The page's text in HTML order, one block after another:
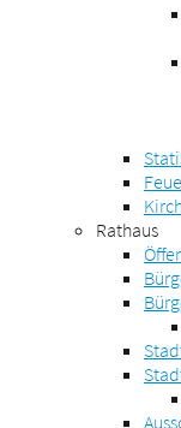
Rathaus